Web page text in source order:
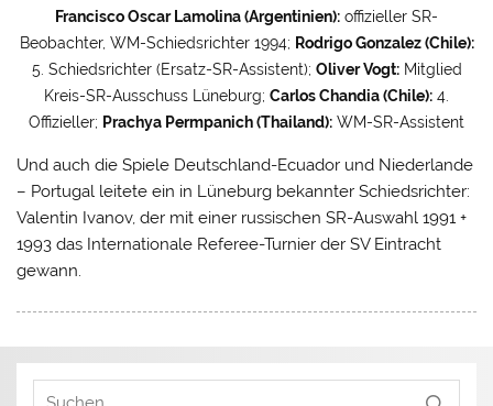
Francisco Oscar Lamolina (Argentinien): offizieller SR-
Beobachter, WM-Schiedsrichter 1994; Rodrigo Gonzalez (Chile):
5. Schiedsrichter (Ersatz-SR-Assistent); Oliver Vogt:Mitglied
Kreis-SR-Ausschuss Lüneburg; Carlos Chandia (Chile): 4.
Offizieller; Prachya Permpanich (Thailand): WM-SR-Assistent
Und auch die Spiele Deutschland-Ecuador und Niederlande
– Portugal leitete ein in Lüneburg bekannter Schiedsrichter:
Valentin Ivanov, der mit einer russischen SR-Auswahl 1991 +
1993 das Internationale Referee-Turnier der SV Eintracht
gewann.